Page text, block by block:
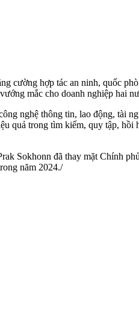
cường hợp tác an ninh, quốc
mắc cho doanh nghiệp hai
nghệ thông tin, lao động, tài
quả trong tìm kiếm, quy tập, hồi
Sokhonn đã thay mặt Chính
năm 2024./